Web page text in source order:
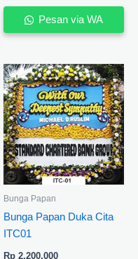
Pesan via WA
Bunga Papan
Bunga Papan Duka Cita
ITC01
Rp2.200.000